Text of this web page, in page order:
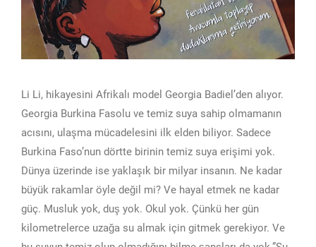
Li Li, hikayesini Afrikalı model Georgia Badiel’den alıyor.
Georgia Burkina Fasolu ve temiz suya sahip olmamanın
acısını, ulaşma mücadelesini ilk elden biliyor. Sadece
Burkina Faso’nun dörtte birinin temiz suya erişimi yok.
Dünya üzerinde ise yaklaşık bir milyar insanın. Ne kadar
büyük rakamlar öyle değil mi? Ve hayal etmek ne kadar
güç. Musluk yok, duş yok. Okul yok. Çünkü her gün
kilometrelerce uzağa su almak için gitmek gerekiyor. Ve